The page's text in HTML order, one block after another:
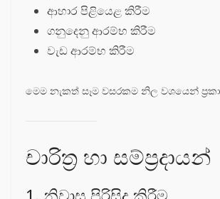
ආහාර පිළියෙළ කිරීම
ගනුදෙනු ආරම්භ කිරීම
වැඩ ආරම්භ කිරීම
මෙම නැකත් සෑම වසරකම නිල වශයෙන්
චාරිත්‍ර හා සම්ප්‍රදායන්